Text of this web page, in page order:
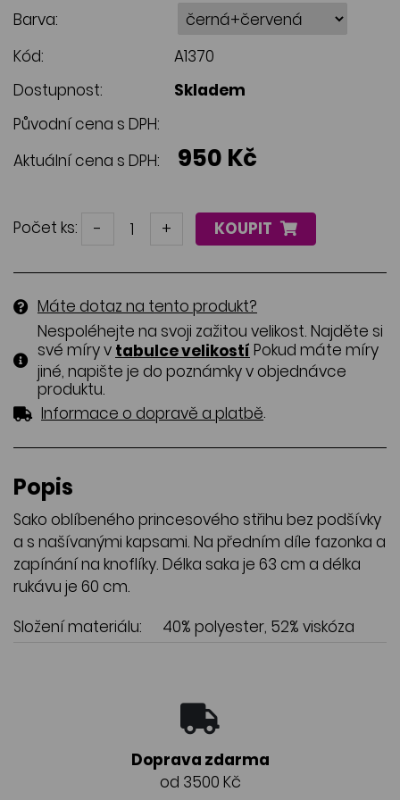
Barva:
Kód:
A1370
Dostupnost:
Skladem
Původní cena s DPH:
Aktuální cena s DPH:
950 Kč
Počet ks: - + KOUPIT
Máte dotaz na tento produkt?
Nespoléhejte na svoji zažitou velikost. Najděte si
své míry v tabulce velikostí Pokud máte míry
jiné, napište je do poznámky v objednávce
produktu.
Informace o dopravě a platbě.
Popis
Sako oblíbeného princesového střihu bez podšívky
a s našívanými kapsami. Na předním díle fazonka a
zapínání na knoflíky. Délka saka je 63 cm a délka
rukávu je 60 cm.
Složení materiálu:
40% polyester, 52% viskóza
Doprava zdarma
od 3500 Kč